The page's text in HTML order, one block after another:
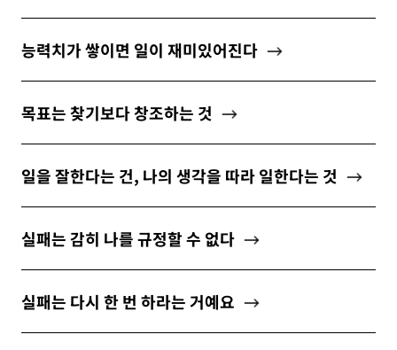
구독하기
능력치가 쌓이면 일이 재미있어진다
목표는 찾기보다 창조하는 것
일을 잘한다는 건, 나의 생각을 따라 일한다는 것
실패는 감히 나를 규정할 수 없다
실패는 다시 한 번 하라는 거예요